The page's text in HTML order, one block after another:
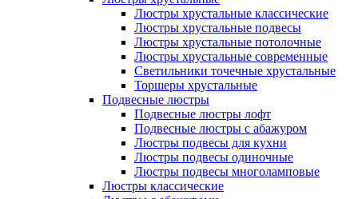
Люстры хрустальные классические
Люстры хрустальные подвесы
Люстры хрустальные потолочные
Люстры хрустальные современные
Светильники точечные хрустальные
Торшеры хрустальные
Подвесные люстры
Подвесные люстры лофт
Подвесные люстры с абажуром
Люстры подвесы для кухни
Люстры подвесы одиночные
Люстры подвесы многоламповые
Люстры классические